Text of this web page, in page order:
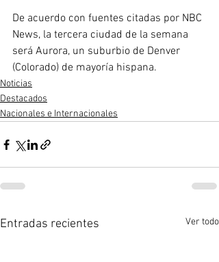
De acuerdo con fuentes citadas por NBC
News, la tercera ciudad de la semana
será Aurora, un suburbio de Denver
(Colorado) de mayoría hispana.
Noticias
Destacados
Nacionales e Internacionales
Entradas recientes Ver todo